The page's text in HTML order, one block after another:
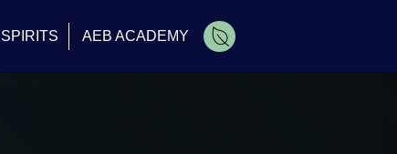
SPIRITS AEB ACADEMY